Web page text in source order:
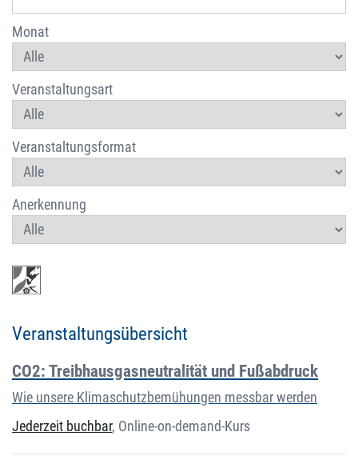
Monat
Veranstaltungsart
Veranstaltungsformat
Anerkennung
Veranstaltungsübersicht
CO2: Treibhausgasneutralität und Fußabdruck
Wie unsere Klimaschutzbemühungen messbar werden
Jederzeit buchbar, Online-on-demand-Kurs